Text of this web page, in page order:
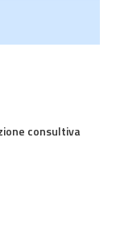
consultiva